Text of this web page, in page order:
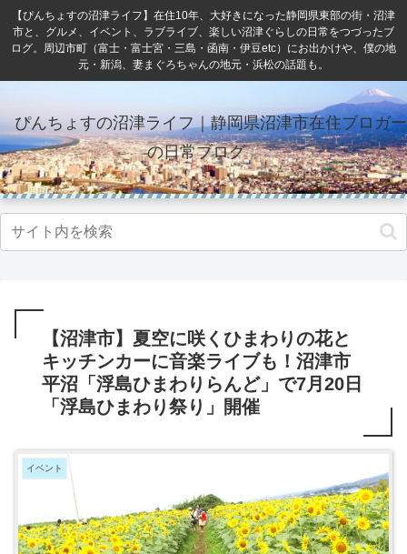
【ぴんちょすの沼津ライフ】在住10年、大好きになった静岡県東部の街・沼津
市と、グルメ、イベント、ラブライブ、楽しい沼津ぐらしの日常をつづったブ
ログ。周辺市町（富士・富士宮・三島・函南・伊豆etc）にお出かけや、僕の地
元・新潟、妻まぐろちゃんの地元・浜松の話題も。
ぴんちょすの沼津ライフ｜静岡県沼津市在住ブロガー
の日常ブログ
【沼津市】夏空に咲くひまわりの花と
キッチンカーに音楽ライブも！沼津市
平沼「浮島ひまわりらんど」で7月20日
「浮島ひまわり祭り」開催
イベント